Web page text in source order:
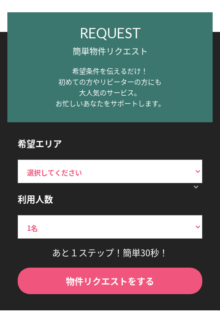
REQUEST
簡単物件リクエスト
希望条件を伝えるだけ！
初めての方やリピーターの方にも
大人気のサービス。
お忙しいあなたをサポートします。
希望エリア
利用人数
あと１ステップ！簡単30秒！
物件リクエストをする